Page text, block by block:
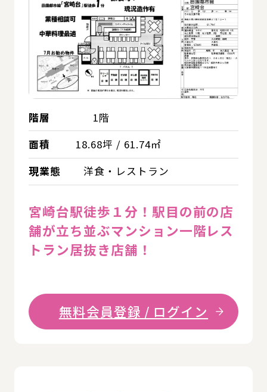
階層
1階
面積
18.68坪 / 61.74㎡
現業態
洋食・レストラン
宮崎台駅徒歩１分！駅目の前の店
舗が立ち並ぶマンション一階レス
トラン居抜き店舗！
無料会員登録 / ログイン